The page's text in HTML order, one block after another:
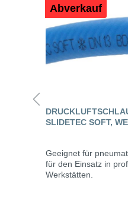
Abverkauf
SLIDETEC SOFT,
Geeignet für
für den Einsatz in
Werkstätten.